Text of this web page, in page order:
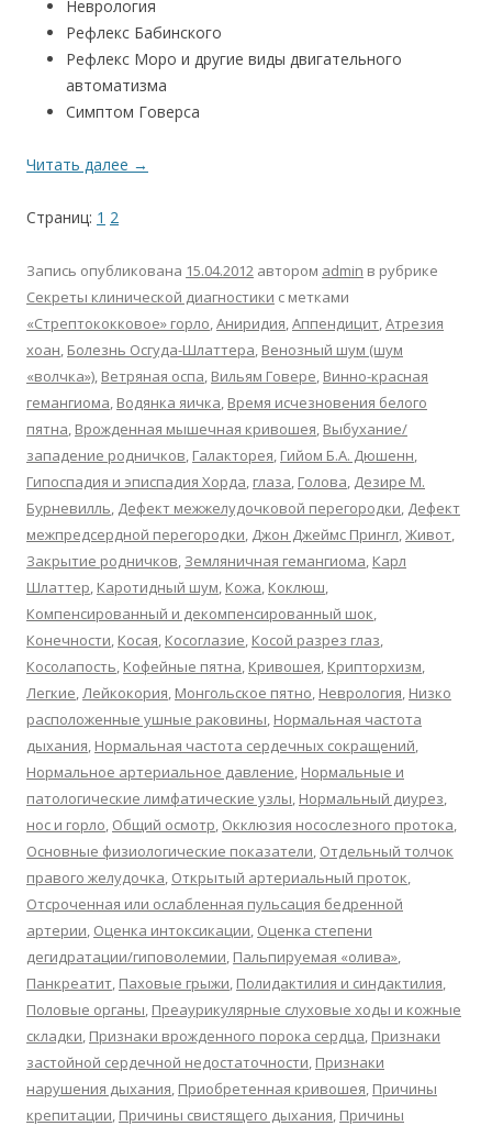
Неврология
Рефлекс Бабинского
Рефлекс Моро и другие виды двигательного
автоматизма
Симптом Говерса
Читать далее →
Страниц: 1 2
Запись опубликована 15.04.2012 автором admin в рубрике
Секреты клинической диагностики с метками
«Стрептококковое» горло,Аниридия,Аппендицит,Атрезия
хоан, Болезнь Осгуда-Шлаттера, Венозный шум (шум
«волчка»), Ветряная оспа, Вильям Говере, Винно-красная
гемангиома, Водянка яичка, Время исчезновения белого
пятна, Врожденная мышечная кривошея, Выбухание/
западение родничков, Галакторея, Гийом Б.А. Дюшенн,
Гипоспадия и эписпадия Хорда, глаза, Голова, Дезире М.
Бурневилль, Дефект межжелудочковой перегородки, Дефект
межпредсердной перегородки, Джон Джеймс Прингл,Живот,
Закрытие родничков, Земляничная гемангиома, Карл
Шлаттер, Каротидный шум, Кожа, Коклюш,
Компенсированный и декомпенсированный шок,
Конечности, Косая, Косоглазие, Косой разрез глаз,
Косолапость, Кофейные пятна, Кривошея, Крипторхизм,
Легкие,Лейкокория, Монгольское пятно, Неврология, Низко
расположенные ушные раковины, Нормальная частота
дыхания, Нормальная частота сердечных сокращений,
Нормальное артериальное давление, Нормальные и
патологические лимфатические узлы, Нормальный диурез,
нос и горло, Общий осмотр, Окклюзия носослезного протока,
Основные физиологические показатели, Отдельный толчок
правого желудочка, Открытый артериальный проток,
Отсроченная или ослабленная пульсация бедренной
артерии, Оценка интоксикации, Оценка степени
дегидратации/гиповолемии, Пальпируемая «олива»,
Панкреатит, Паховые грыжи, Полидактилия и синдактилия,
Половые органы, Преаурикулярные слуховые ходы и кожные
складки, Признаки врожденного порока сердца, Признаки
застойной сердечной недостаточности, Признаки
нарушения дыхания, Приобретенная кривошея, Причины
крепитации, Причины свистящего дыхания, Причины